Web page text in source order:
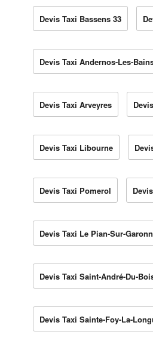
Devis Taxi Bassens 33
Devis Taxi Andernos-Les-
Devis Taxi Arveyres
Devis Taxi Libourne
Devis Taxi Pomerol
Devis Taxi Le Pian-Sur-
Devis Taxi Saint-André-Du-
Devis Taxi Sainte-Foy-La-